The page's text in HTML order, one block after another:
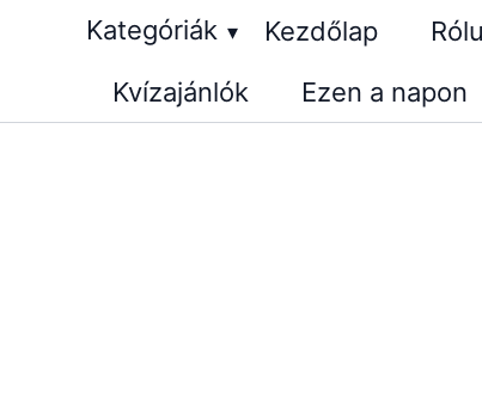
Kategóriák ▾ Kezdőlap
Kvízajánlók
Ezen a napon